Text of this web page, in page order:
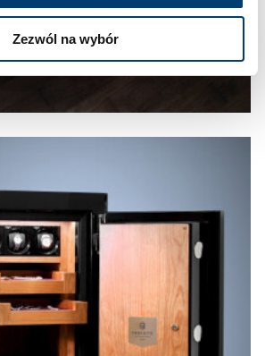
Zezwól na wybór